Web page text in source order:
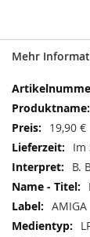
Mehr
Mehr
Informationen
19,90 €
Im
B.
AMIGA